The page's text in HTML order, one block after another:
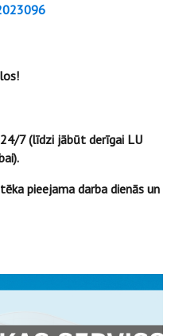
7 (līdzi jābūt derīgai LU
pieejama darba dienās un